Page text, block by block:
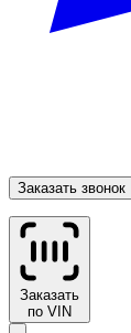
Заказать звонок
Заказать
по VIN